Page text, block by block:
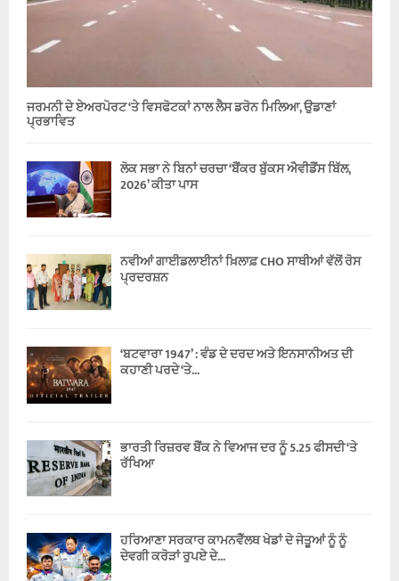
ਜਰਮਨੀ ਦੇ ਏਅਰਪੋਰਟ ‘ਤੇ ਵਿਸਫੋਟਕਾਂ ਨਾਲ ਲੈਸ ਡਰੋਨ ਮਿਲਿਆ, ਉਡਾਣਾਂ
ਪ੍ਰਭਾਵਿਤ
ਲੋਕ ਸਭਾ ਨੇ ਬਿਨਾਂ ਚਰਚਾ ‘ਬੈਂਕਰ ਬੁੱਕਸ ਐਵੀਡੈਂਸ ਬਿੱਲ,
2026’ ਕੀਤਾ ਪਾਸ
ਨਵੀਆਂ ਗਾਈਡਲਾਈਨਾਂ ਖ਼ਿਲਾਫ਼ CHO ਸਾਥੀਆਂ ਵੱਲੋਂ ਰੋਸ
ਪ੍ਰਦਰਸ਼ਨ
‘ਬਟਵਾਰਾ 1947’ : ਵੰਡ ਦੇ ਦਰਦ ਅਤੇ ਇਨਸਾਨੀਅਤ ਦੀ
ਕਹਾਣੀ ਪਰਦੇ ‘ਤੇ...
ਭਾਰਤੀ ਰਿਜ਼ਰਵ ਬੈਂਕ ਨੇ ਵਿਆਜ ਦਰ ਨੂੰ 5.25 ਫੀਸਦੀ ‘ਤੇ
ਰੱਖਿਆ
ਹਰਿਆਣਾ ਸਰਕਾਰ ਕਾਮਨਵੈੱਲਥ ਖੇਡਾਂ ਦੇ ਜੇਤੂਆਂ ਨੂੰ ਨੂੰ
ਦੇਵਗੀ ਕਰੋੜਾਂ ਰੁਪਏ ਦੇ...